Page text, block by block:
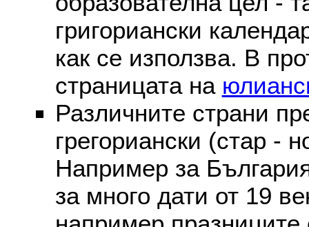
григориански
как се използва. В
страницата на
Различните страни
грегориански (стар -
Например за
за много дати от 19